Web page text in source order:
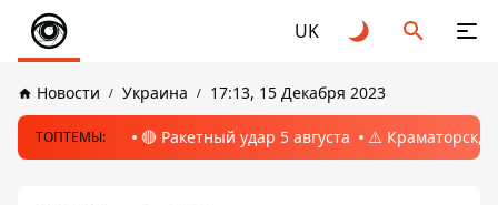
UK
Новости Украина 17:13, 15 Декабря 2023
ТОПТЕМЫ: 🔴 Ракетный удар 5 августа ⚠️ Краматорск,